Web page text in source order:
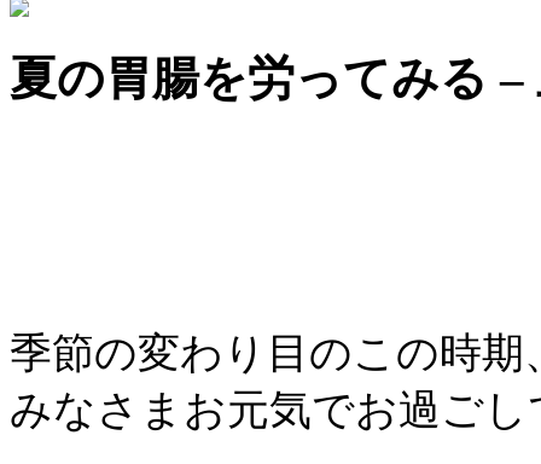
夏の胃腸を労ってみる
季節の変わり目のこの時期
みなさまお元気でお過ご